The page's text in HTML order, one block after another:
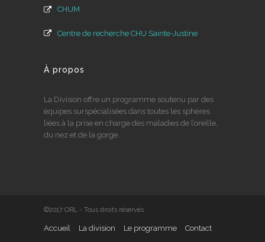
CHUM
Centre de recherche CHU Sainte-Justine
À propos
La Division offre un programme soutenu par des
équipes surspécialisées dans toutes les sphères
liées à la prise en charge des maladies de l’oreille,
du nez et de la gorge.
©2017 ORL - Tous droits réservés
Accueil La division Le programme Contact